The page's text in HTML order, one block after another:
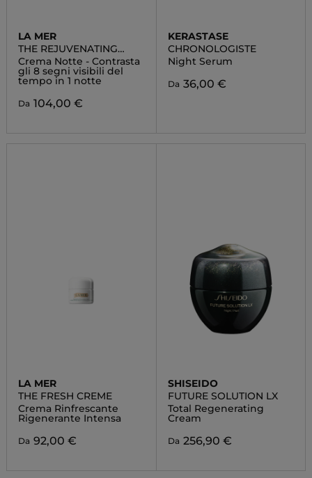
LA MER
THE REJUVENATING
NIGHT CREAM
Crema Notte - Contrasta
gli 8 segni visibili del
tempo in 1 notte
Da 104,00 €
KERASTASE
CHRONOLOGISTE
Night Serum
Da 36,00 €
LA MER
THE FRESH CREME
Crema Rinfrescante
Rigenerante Intensa
Da 92,00 €
SHISEIDO
FUTURE SOLUTION LX
Total Regenerating
Cream
Da 256,90 €